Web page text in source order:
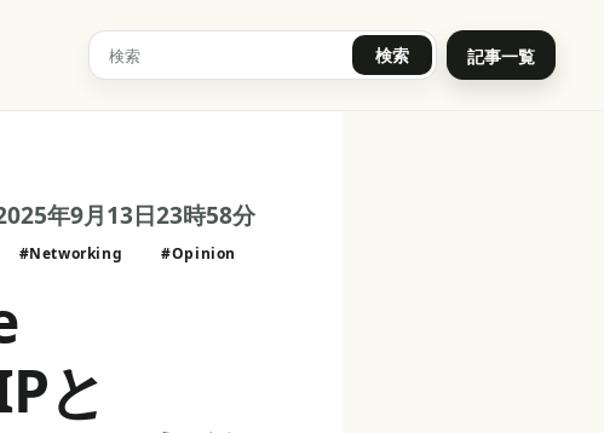
検索 記事一覧
年9月13日23時58分
#Networking #Opinion
と